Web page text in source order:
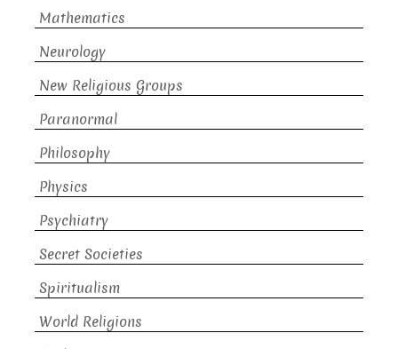
Mathematics
Neurology
New Religious Groups
Paranormal
Philosophy
Physics
Psychiatry
Secret Societies
Spiritualism
World Religions